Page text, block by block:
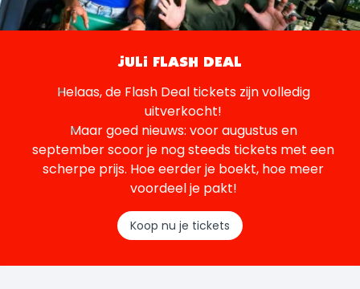
JULI FLASH DEAL
Helaas, de Flash Deal tickets zijn volledig
uitverkocht!
Maar goed nieuws: voor augustus en
september scoor je nog steeds tickets met een
scherpe prijs. Hoe eerder je boekt, hoe meer
voordeel je pakt!
Koop nu je tickets